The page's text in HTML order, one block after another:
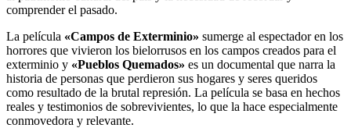
comprender el pasado.
La película «Campos de Exterminio» sumerge al espectador en los
horrores que vivieron los bielorrusos en los campos creados para el
exterminio y «Pueblos Quemados» es un documental que narra la
historia de personas que perdieron sus hogares y seres queridos
como resultado de la brutal represión. La película se basa en hechos
reales y testimonios de sobrevivientes, lo que la hace especialmente
conmovedora y relevante.